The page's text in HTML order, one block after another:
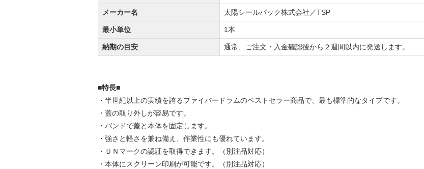
メーカー名 太陽シールパック株式会社／TSP
最小単位 1本
納期の目安 通常、ご注文・入金確認後から２週間以内に発送します。
■特長■
・半世紀以上の実績を誇るファイバードラムのベストセラー商品で、最も標準的なタイプです。
・蓋の取り外しが容易です。
・バンドで蓋と本体を固定します。
・強さと軽さを兼ね備え、作業性にも優れています。
・ＵＮマークの認証を取得できます。（別注品対応）
・本体にスクリーン印刷が可能です。（別注品対応）